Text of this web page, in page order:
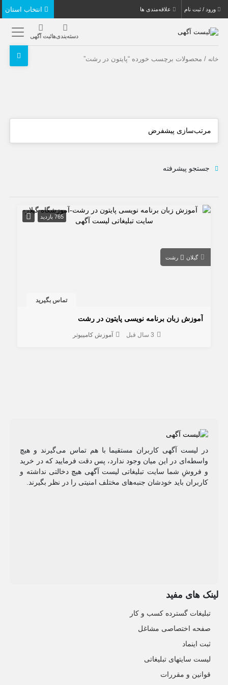
ورود / ثبت نام علاقه‌مندی ها
دسته‌بندی‌هاثبت آگهی
خانه / محصولات برچسب خورده “پایتون در رشت”
جستجو پیشرفته
765 بازدید
گیلان رشت
تماس بگیرید
آموزش زبان برنامه نویسی پایتون در رشت
3 سال قبل آموزش کامپیوتر
در لیست آگهی کاربران مستقیما با هم تماس می‌گیرند و هیچ
واسطه‌ای در این میان وجود ندارد، پس دقت فرمایید که در خرید
و فروشِ شما سایت تبلیغاتی لیست آگهی هیچ دخالتی نداشته و
کاربران باید خودشان جنبه‌های مختلف امنیتی را در نظر بگیرند.
لینک های مفید
تبلیغات گسترده کسب و کار
صفحه اختصاصی مشاغل
ثبت اینماد
لیست سایتهای تبلیغاتی
قوانین و مقررات